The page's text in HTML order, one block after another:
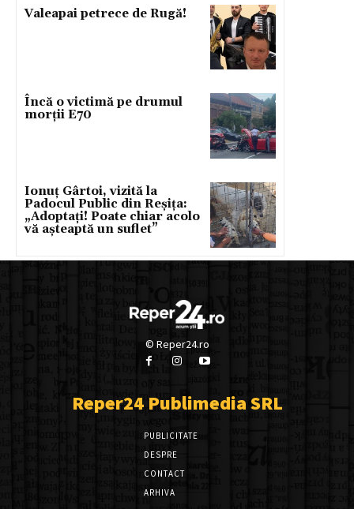
Valeapai petrece de Rugă!
Încă o victimă pe drumul
morții E70
Ionuț Gârtoi, vizită la
Padocul Public din Reșița:
„Adoptați! Poate chiar acolo
vă așteaptă un suflet”
© Reper24.ro
Reper24 Publimedia SRL
PUBLICITATE
DESPRE
CONTACT
ARHIVA